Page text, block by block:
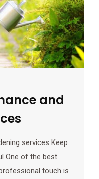
and
services Keep
One of the best
touch is